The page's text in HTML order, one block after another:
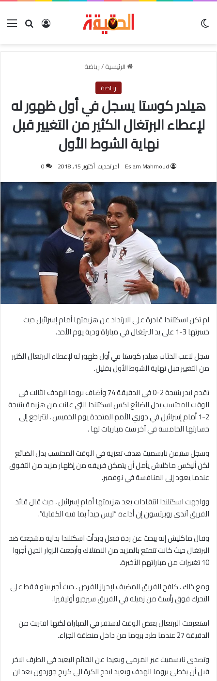
بحث عنتسجيل
الرئيسية/رياضة
رياضة
هيلدر كوستا يسجل في أول ظهور له
لإعطاء البرتغال الكثير من التغيير قبل
نهاية الشوط الأول
Eslam Mahmoud آخر تحديث: أكتوبر 15, 2018 0
لم تكن اسكتلندا قادرة على الارتداد عن هزيمتها أمام إسرائيل حيث
خسرتها 3-1 على يد البرتغال في مباراة ودية يوم الأحد.
سجل لاعب الذئاب هيلدر كوستا في أول ظهور له لإعطاء البرتغال الكثير
من التغيير قبل نهاية الشوط الأول بقليل.
تقدم ايدر بنتيجة 2-0 في الدقيقة 74 وأضاف بروما الهدف الثالث في
الوقت المحتسب بدل الضائع لكس اسكتلندا التي عانت من هزيمة بنتيجة
2-1 أمام إسرائيل في دوري الأمم المتحدة يوم الخميس ، لتتراجع إلى
خسارتها الخامسة في آخر ست مباريات لها .
وسجل ستيفن نايسميث هدف تعزية في الوقت المحتسب بدل الضائع
لكن أليكس ماكليش يأمل أن يتمكن فريقه من إظهار مزيد من التفوق
عندما يعود إلى المنافسة في نوفمبر.
وواجهت اسكتلندا انتقادات بعد هزيمتها أمام إسرائيل ، حيث قال قائد
الفريق آندي روبرتسون إن أداءه “ليس جيداً بما فيه الكفاية”.
وقال ماكليش إنه يبحث عن ردة فعل وبدأت اسكتلندا بداية مشجعة ضد
البرتغال حيث كانت تتمتع بالمزيد من الامتلاك وأرجعت الزوار الذين أجروا
10 تغييرات من مباراتهم الأخيرة.
ومع ذلك ، كافح الفريق المضيف لإحراز الفرص ، حيث أجبر بيتو فقط على
التحرك فوق رأسية من زميله في الفريق سيرجيو أوليفيرا.
استغرقت البرتغال بعض الوقت لتستقر في المباراة لكنها اقتربت من
الدقيقة 27 عندما طرد بروما من داخل منطقة الجزاء.
وتصدى نايسميث عبر المرمى وبعيدا عن القائم البعيد في الطرف الاخر
قبل أن يخطئ بروما الهدف ويعيد ايدج الكرة الى كريج جوردون بعد ان